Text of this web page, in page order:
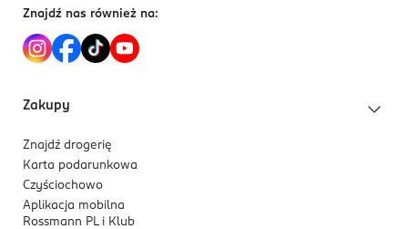
Uniwersalna
Bezpieczna i trwała
80% opakowania pochodzi z recyclingu
informacje.
PRODUCENT/PODMIOT ODPOWIEDZIALNY
02-884
babies@canpolbabies.com
468580000
PL-Polska
Znajdź nas również na:
Zakupy
Znajdź drogerię
Karta podarunkowa
Czyściochowo
Aplikacja mobilna
Rossmann PL i Klub